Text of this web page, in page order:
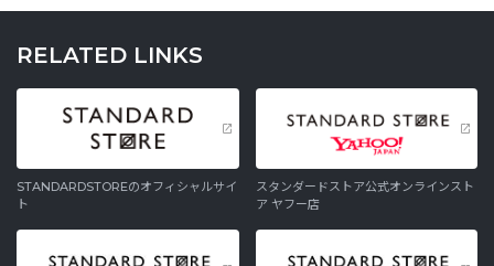
RELATED LINKS
STANDARDSTOREのオフィシャルサイ
ト
スタンダードストア公式オンラインスト
ア ヤフー店